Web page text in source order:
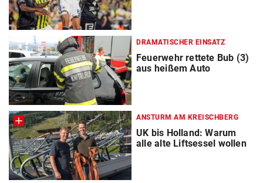
DRAMATISCHER EINSATZ
Feuerwehr rettete Bub (3)
aus heißem Auto
ANSTURM AM KREISCHBERG
UK bis Holland: Warum
alle alte Liftsessel wollen